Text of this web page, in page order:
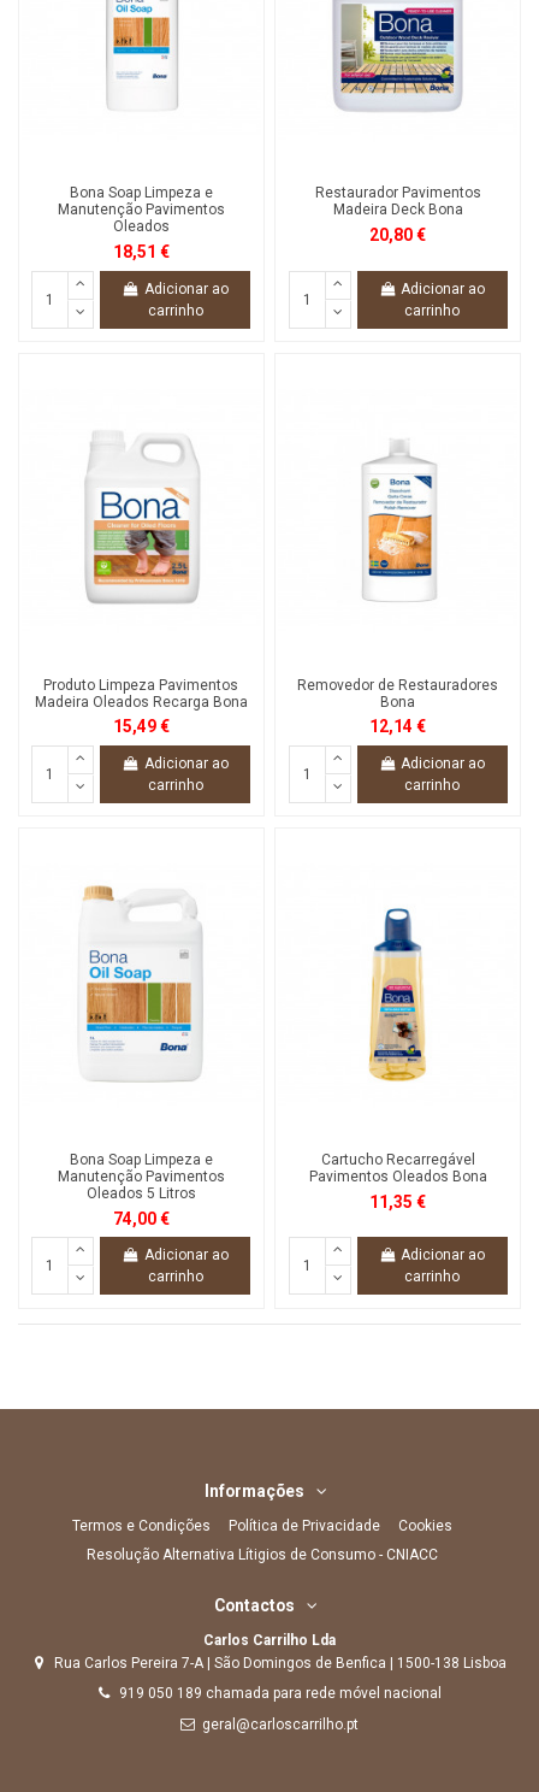
Bona Soap Limpeza e
Manutenção Pavimentos
Oleados
18,51 €
Adicionar ao
carrinho
Restaurador Pavimentos
Madeira Deck Bona
20,80 €
Adicionar ao
carrinho
Produto Limpeza Pavimentos
Madeira Oleados Recarga Bona
15,49 €
Adicionar ao
carrinho
Removedor de Restauradores
Bona
12,14 €
Adicionar ao
carrinho
Bona Soap Limpeza e
Manutenção Pavimentos
Oleados 5 Litros
74,00 €
Adicionar ao
carrinho
Cartucho Recarregável
Pavimentos Oleados Bona
11,35 €
Adicionar ao
carrinho
Informações
Termos e Condições Política de Privacidade
Cookies
Resolução Alternativa Lítigios de Consumo - CNIACC
Contactos
Carlos Carrilho Lda
Rua Carlos Pereira 7-A | São Domingos de Benfica | 1500-138 Lisboa
919 050 189 chamada para rede móvel nacional
geral@carloscarrilho.pt